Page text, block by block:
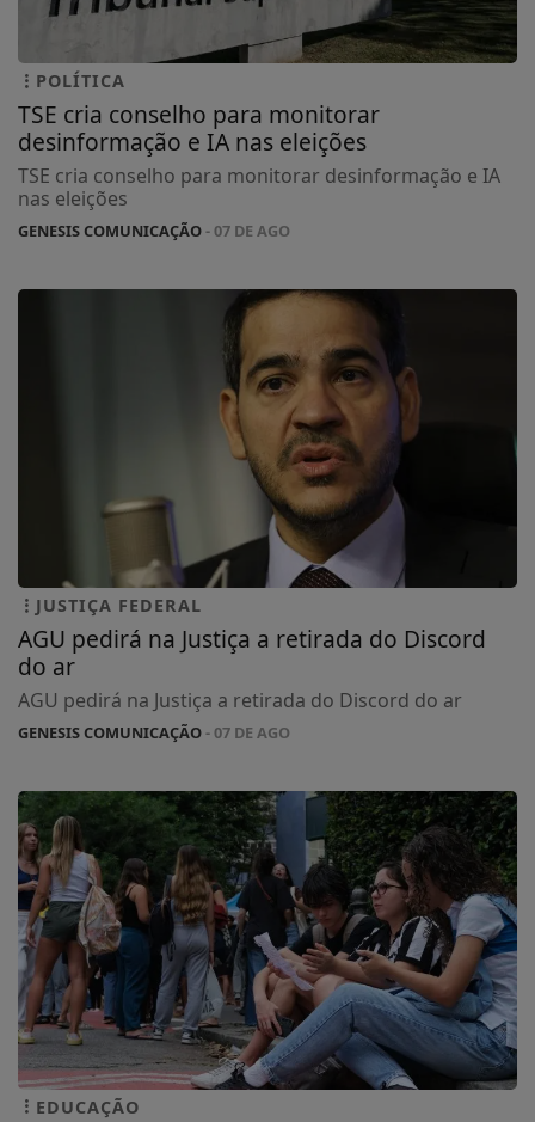
POLÍTICA
TSE cria conselho para monitorar
desinformação e IA nas eleições
TSE cria conselho para monitorar desinformação e IA
nas eleições
GENESIS COMUNICAÇÃO- 07 DE AGO
JUSTIÇA FEDERAL
AGU pedirá na Justiça a retirada do Discord
do ar
AGU pedirá na Justiça a retirada do Discord do ar
GENESIS COMUNICAÇÃO- 07 DE AGO
EDUCAÇÃO